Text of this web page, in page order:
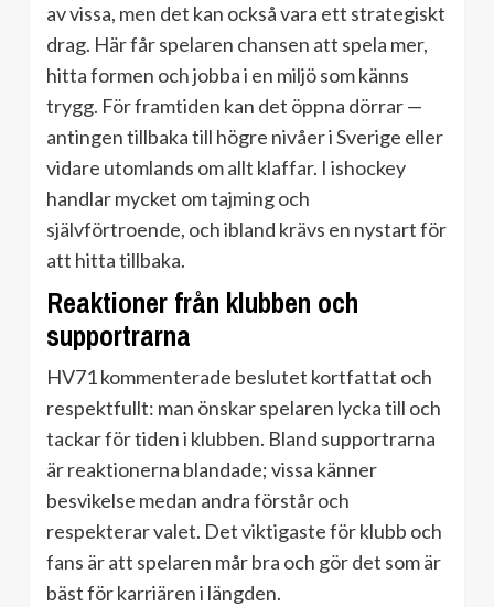
av vissa, men det kan också vara ett strategiskt
drag. Här får spelaren chansen att spela mer,
hitta formen och jobba i en miljö som känns
trygg. För framtiden kan det öppna dörrar —
antingen tillbaka till högre nivåer i Sverige eller
vidare utomlands om allt klaffar. I ishockey
handlar mycket om tajming och
självförtroende, och ibland krävs en nystart för
att hitta tillbaka.
Reaktioner från klubben och
supportrarna
HV71 kommenterade beslutet kortfattat och
respektfullt: man önskar spelaren lycka till och
tackar för tiden i klubben. Bland supportrarna
är reaktionerna blandade; vissa känner
besvikelse medan andra förstår och
respekterar valet. Det viktigaste för klubb och
fans är att spelaren mår bra och gör det som är
bäst för karriären i längden.